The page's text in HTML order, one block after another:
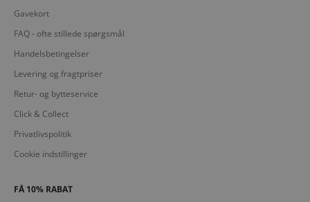
Gavekort
FAQ - ofte stillede spørgsmål
Handelsbetingelser
Levering og fragtpriser
Retur- og bytteservice
Click & Collect
Privatlivspolitik
Cookie indstillinger
FÅ 10% RABAT